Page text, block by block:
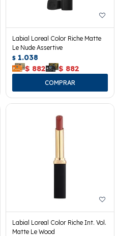
Labial Loreal Color Riche Matte
Le Nude Assertive
$ 1.038
$ 882 $ 882
Labial Loreal Color Riche Int. Vol.
Matte Le Wood